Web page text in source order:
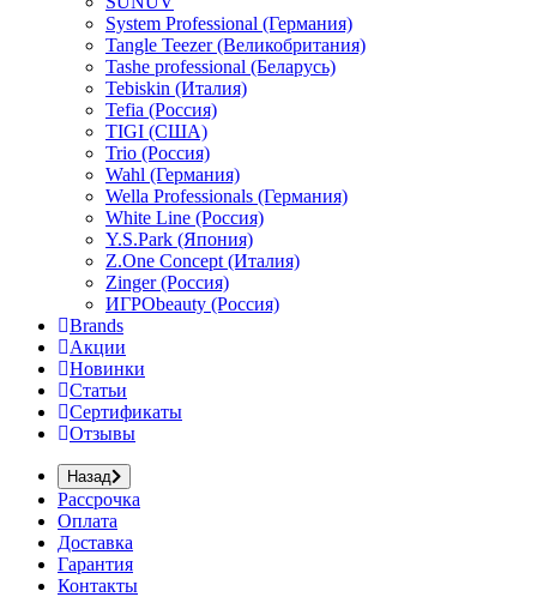
System Professional (Германия)
Tangle Teezer (Великобритания)
Tashe professional (Беларусь)
Tebiskin (Италия)
Tefia (Россия)
TIGI (США)
Trio (Россия)
Wahl (Германия)
Wella Professionals (Германия)
White Line (Россия)
Y.S.Park (Япония)
Z.One Concept (Италия)
Zinger (Россия)
ИГРОbeauty (Россия)
Brands
Акции
Новинки
Статьи
Сертификаты
Отзывы
Назад
Рассрочка
Оплата
Доставка
Гарантия
Контакты